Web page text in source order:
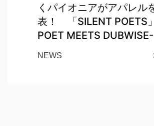
くパイオニアがアパレル
表！ 「SILENT POETS
POET MEETS DUBWISE-
NEWS